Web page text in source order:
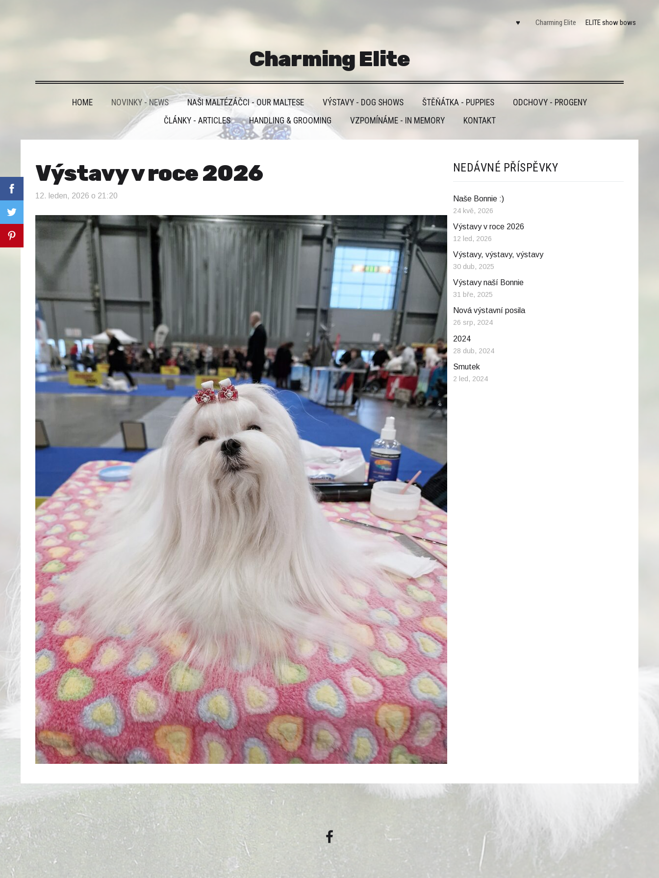
♥ Charming Elite ELITE show bows
Charming Elite
HOME NOVINKY - NEWS NAŠI MALTÉZÁČCI - OUR MALTESE VÝSTAVY - DOG SHOWS ŠTĚŇÁTKA - PUPPIES
ODCHOVY - PROGENY
ČLÁNKY - ARTICLES
HANDLING & GROOMING VZPOMÍNÁME - IN MEMORY KONTAKT
NEDÁVNÉ PŘÍSPĚVKY
Naše Bonnie :)
24 kvě, 2026
Výstavy v roce 2026
12 led, 2026
Výstavy, výstavy, výstavy
30 dub, 2025
Výstavy naší Bonnie
31 bře, 2025
Nová výstavní posila
26 srp, 2024
2024
28 dub, 2024
Smutek
2 led, 2024
Výstavy v roce 2026
12. leden, 2026 o 21:20